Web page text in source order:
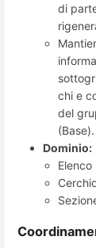
di
chi e
del
(Base).
Dominio: